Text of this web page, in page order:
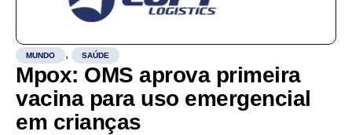
MUNDO , SAÚDE
Mpox: OMS aprova primeira
vacina para uso emergencial
em crianças